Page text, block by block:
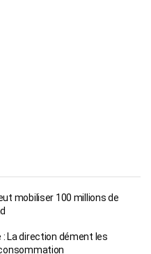
mobiliser 100 millions de
La direction dément les